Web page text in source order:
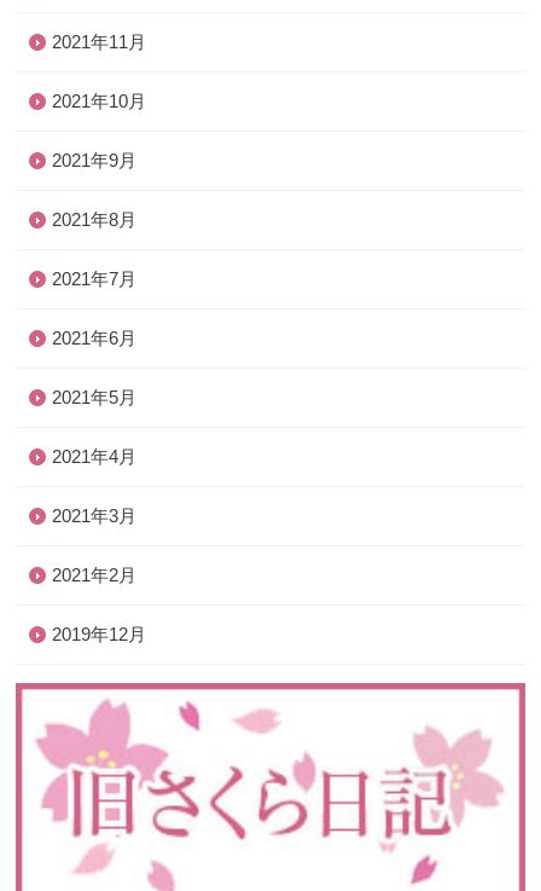
2021年11月
2021年10月
2021年9月
2021年8月
2021年7月
2021年6月
2021年5月
2021年4月
2021年3月
2021年2月
2019年12月